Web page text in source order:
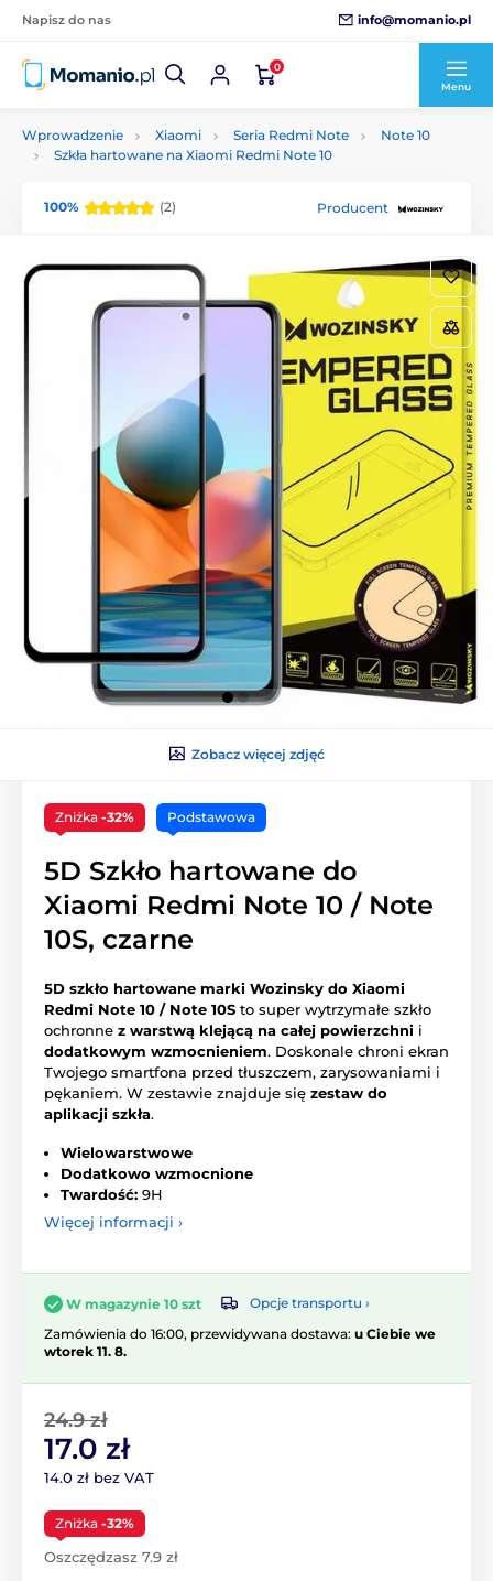
Napisz do nas info@momanio.pl
0
Menu
Wprowadzenie Xiaomi Seria Redmi Note
Note 10
Szkła hartowane na Xiaomi Redmi Note 10
100% (2) Producent
Zobacz więcej zdjęć
Zniżka -32% Podstawowa
5D Szkło hartowane do
Xiaomi Redmi Note 10 / Note
10S, czarne
5D szkło hartowane marki Wozinsky do Xiaomi
Redmi Note 10 / Note 10S to super wytrzymałe szkło
ochronne z warstwą klejącą na całej powierzchni i
dodatkowym wzmocnieniem. Doskonale chroni ekran
Twojego smartfona przed tłuszczem, zarysowaniami i
pękaniem. W zestawie znajduje się zestaw do
aplikacji szkła.
Wielowarstwowe
Dodatkowo wzmocnione
Twardość: 9H
Więcej informacji ›
W magazynie 10 szt
Opcje transportu ›
Zamówienia do 16:00, przewidywana dostawa: u Ciebie we
wtorek 11. 8.
24.9 zł
17.0 zł
14.0 zł bez VAT
Zniżka -32%
Oszczędzasz 7.9 zł